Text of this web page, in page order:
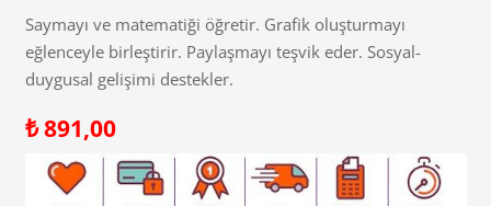
Saymayı ve matematiği öğretir. Grafik oluşturmayı
eğlenceyle birleştirir. Paylaşmayı teşvik eder. Sosyal-
duygusal gelişimi destekler.
₺891,00